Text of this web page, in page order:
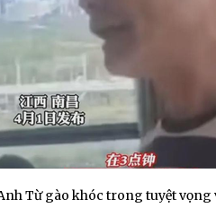
Từ gào khóc trong tuyệt